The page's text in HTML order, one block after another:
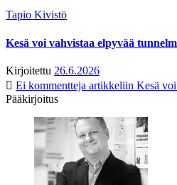
Tapio Kivistö
Kesä voi vahvistaa elpyvää
Kirjoitettu 26.6.2026
Ei kommentteja artikkeliin Kesä voi
Pääkirjoitus